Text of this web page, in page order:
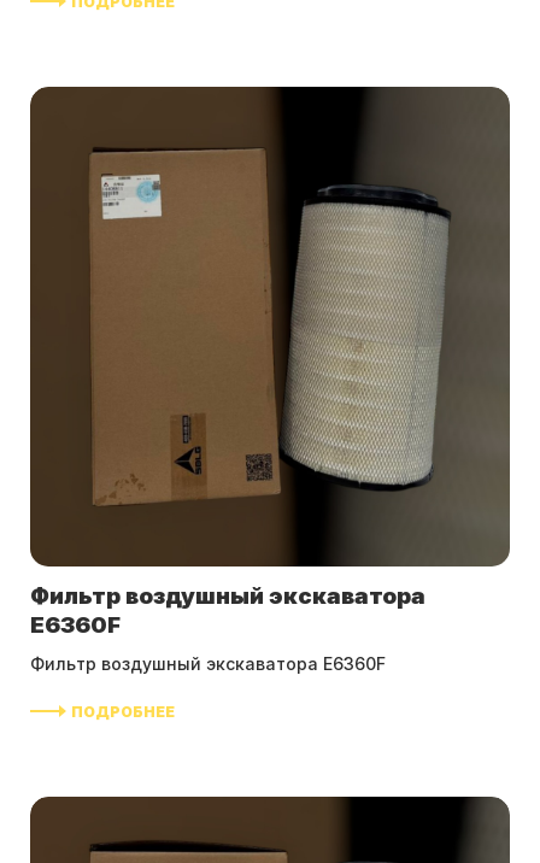
Фильтр воздушный экскаватора
E6360F
Фильтр воздушный экскаватора E6360F
ПОДРОБНЕЕ